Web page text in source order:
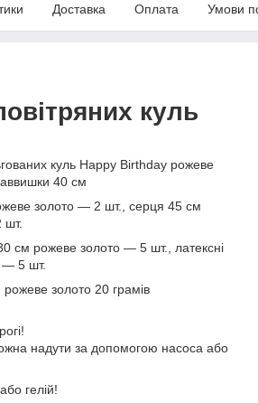
Доставка Оплата Умови
куль
куль Happy Birthday рожеве
40 см
золото — 2 шт., серця 45 см
шт.
см рожеве золото — 5 шт., латексні
— 5 шт.
золото 20 грамів
надути за допомогою насоса або
гелій!